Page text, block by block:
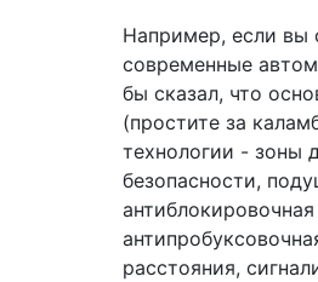
Например, если вы
современные
бы сказал, что
(простите за
технологии - зоны
безопасности,
расстояния,